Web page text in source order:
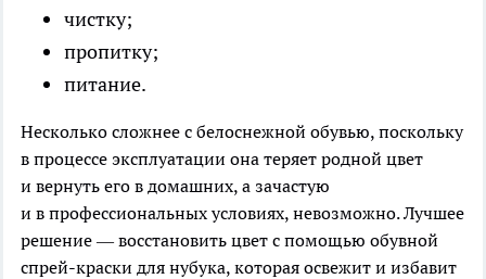
чистку;
пропитку;
питание.
Несколько сложнее с белоснежной обувью, поскольку
в процессе эксплуатации она теряет родной цвет
и вернуть его в домашних, а зачастую
и в профессиональных условиях, невозможно. Лучшее
решение — восстановить цвет с помощью обувной
спрей-краски для нубука, которая освежит и избавит